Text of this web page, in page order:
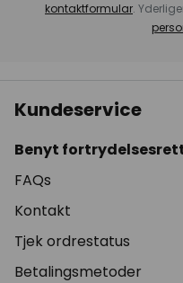
kontaktformular.
Kundeservice
Benyt
FAQs
Kontakt
Tjek ordrestatus
Betalingsmetoder